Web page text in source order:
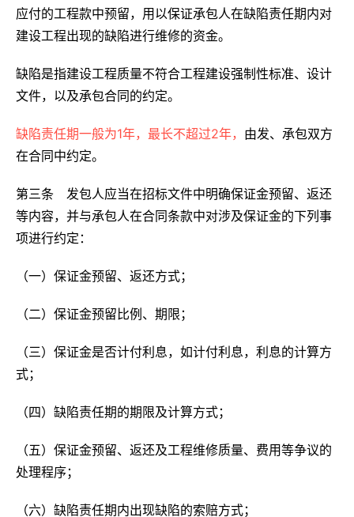
应付的工程款中预留，用以保证承包人在缺陷责任期内对
建设工程出现的缺陷进行维修的资金。
缺陷是指建设工程质量不符合工程建设强制性标准、设计
文件，以及承包合同的约定。
缺陷责任期一般为1年，最长不超过2年， 由发、承包双方
在合同中约定。
第三条 发包人应当在招标文件中明确保证金预留、返还
等内容，并与承包人在合同条款中对涉及保证金的下列事
项进行约定：
（一）保证金预留、返还方式；
（二）保证金预留比例、期限；
（三）保证金是否计付利息，如计付利息，利息的计算方
式；
（四）缺陷责任期的期限及计算方式；
（五）保证金预留、返还及工程维修质量、费用等争议的
处理程序；
（六）缺陷责任期内出现缺陷的索赔方式；